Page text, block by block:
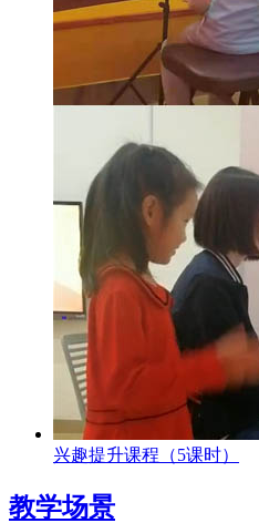
兴趣提升课程（5课时）
教学场景